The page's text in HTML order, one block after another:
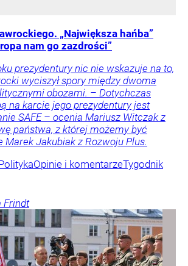
„Największa hańba”
nam go zazdrości”
prezydentury nic nie wskazuje na to,
wyciszył spory między dwoma
obozami. – Dotychczas
na karcie jego prezydentury jest
SAFE – ocenia Mariusz Witczak z
państwa, z której możemy być
Jakubiak z Rozwoju Plus.
Opinie i komentarzeTygodnik
Frindt